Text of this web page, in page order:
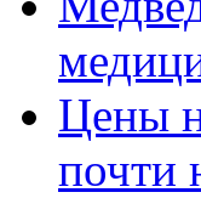
Цены
почти